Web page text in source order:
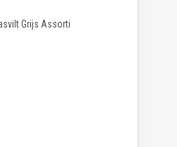
Grijs Assorti